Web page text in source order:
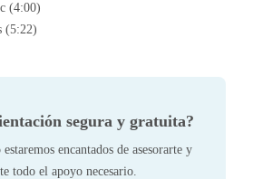
(4:00)
(5:22)
segura y gratuita?
encantados de asesorarte y
todo el apoyo necesario.